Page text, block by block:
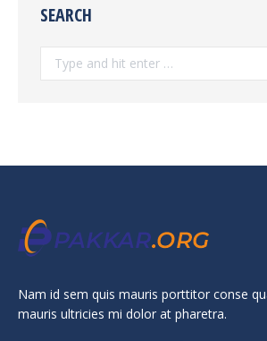
SEARCH
Nam id sem quis mauris porttitor conse
mauris ultricies mi dolor at pharetra.